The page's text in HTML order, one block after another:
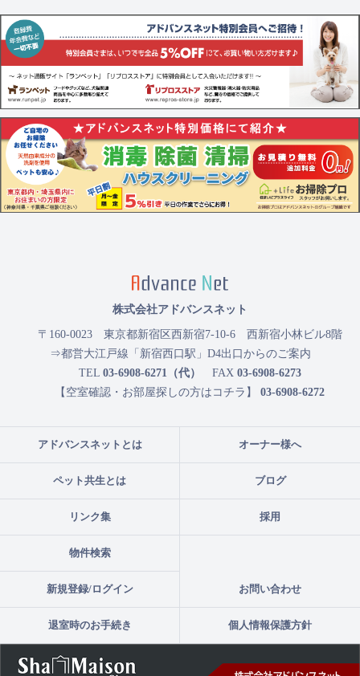
アドバンスネットとは オーナー様へ
ペット共生とは ブログ
リンク集 採用
物件検索
新規登録/ログイン お問い合わせ
退室時のお手続き 個人情報保護方針
株式会社アドバンスネット
〒160-0023 東京都新宿区西新宿7-10-6 西新宿小林ビル8階
⇒都営大江戸線「新宿西口駅」D4出口からのご案内
TEL 03-6908-6271（代） FAX 03-6908-6273
【空室確認・お部屋探しの方はコチラ】 03-6908-6272